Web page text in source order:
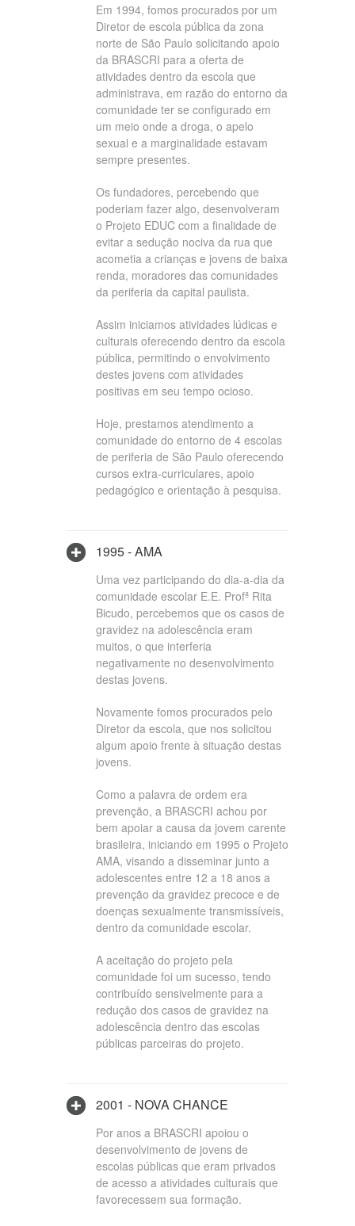
Em 1994, fomos procurados por um
Diretor de escola pública da zona
norte de São Paulo solicitando apoio
da BRASCRI para a oferta de
atividades dentro da escola que
administrava, em razão do entorno da
comunidade ter se configurado em
um meio onde a droga, o apelo
sexual e a marginalidade estavam
sempre presentes.
Os fundadores, percebendo que
poderiam fazer algo, desenvolveram
o Projeto EDUC com a finalidade de
evitar a sedução nociva da rua que
acometia a crianças e jovens de baixa
renda, moradores das comunidades
da periferia da capital paulista.
Assim iniciamos atividades lúdicas e
culturais oferecendo dentro da escola
pública, permitindo o envolvimento
destes jovens com atividades
positivas em seu tempo ocioso.
Hoje, prestamos atendimento a
comunidade do entorno de 4 escolas
de periferia de São Paulo oferecendo
cursos extra-curriculares, apoio
pedagógico e orientação à pesquisa.
1995 - AMA
Uma vez participando do dia-a-dia da
comunidade escolar E.E. Profª Rita
Bicudo, percebemos que os casos de
gravidez na adolescência eram
muitos, o que interferia
negativamente no desenvolvimento
destas jovens.
Novamente fomos procurados pelo
Diretor da escola, que nos solicitou
algum apoio frente à situação destas
jovens.
Como a palavra de ordem era
prevenção, a BRASCRI achou por
bem apoiar a causa da jovem carente
brasileira, iniciando em 1995 o Projeto
AMA, visando a disseminar junto a
adolescentes entre 12 a 18 anos a
prevenção da gravidez precoce e de
doenças sexualmente transmissíveis,
dentro da comunidade escolar.
A aceitação do projeto pela
comunidade foi um sucesso, tendo
contribuído sensivelmente para a
redução dos casos de gravidez na
adolescência dentro das escolas
públicas parceiras do projeto.
2001 - NOVA CHANCE
Por anos a BRASCRI apoiou o
desenvolvimento de jovens de
escolas públicas que eram privados
de acesso a atividades culturais que
favorecessem sua formação.